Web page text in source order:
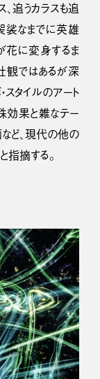
、追うカラスも追
裟なまでに英雄
花に変身するま
観ではあるが深
スタイルのアート
効果と雑なテー
ど、現代の他の
指摘する。